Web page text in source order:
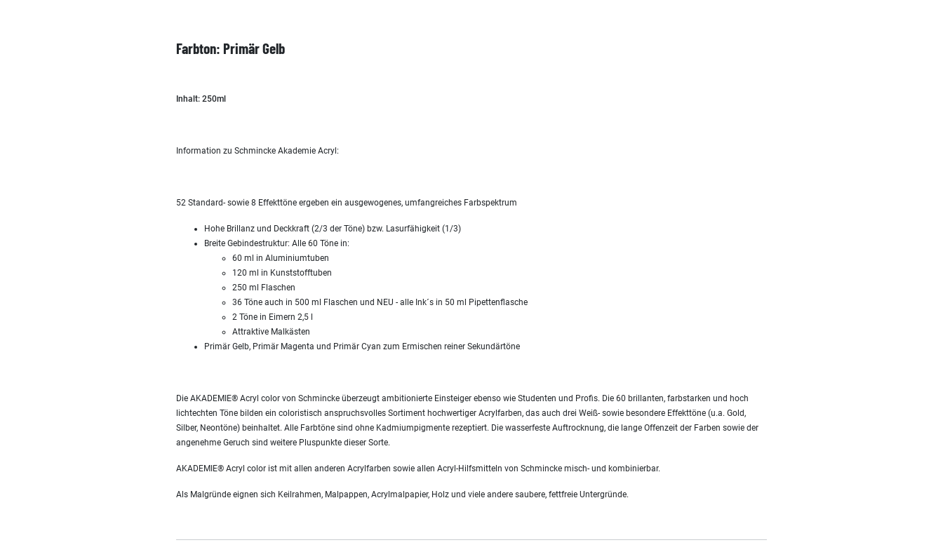
Farbton: Primär Gelb
Inhalt: 250ml
Information zu Schmincke Akademie Acryl:
52 Standard- sowie 8 Effekttöne ergeben ein ausgewogenes, umfangreiches Farbspektrum
Hohe Brillanz und Deckkraft (2/3 der Töne) bzw. Lasurfähigkeit (1/3)
Breite Gebindestruktur: Alle 60 Töne in:
60 ml in Aluminiumtuben
120 ml in Kunststofftuben
250 ml Flaschen
36 Töne auch in 500 ml Flaschen und NEU - alle Ink´s in 50 ml Pipettenflasche
2 Töne in Eimern 2,5 l
Attraktive Malkästen
Primär Gelb, Primär Magenta und Primär Cyan zum Ermischen reiner Sekundärtöne
Die AKADEMIE® Acryl color von Schmincke überzeugt ambitionierte Einsteiger ebenso wie Studenten und Profis. Die 60 brillanten, farbstarken und hoch
lichtechten Töne bilden ein coloristisch anspruchsvolles Sortiment hochwertiger Acrylfarben, das auch drei Weiß- sowie besondere Effekttöne (u.a. Gold,
Silber, Neontöne) beinhaltet. Alle Farbtöne sind ohne Kadmiumpigmente rezeptiert. Die wasserfeste Auftrocknung, die lange Offenzeit der Farben sowie der
angenehme Geruch sind weitere Pluspunkte dieser Sorte.
AKADEMIE® Acryl color ist mit allen anderen Acrylfarben sowie allen Acryl-Hilfsmitteln von Schmincke misch- und kombinierbar.
Als Malgründe eignen sich Keilrahmen, Malpappen, Acrylmalpapier, Holz und viele andere saubere, fettfreie Untergründe.